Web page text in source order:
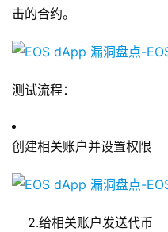
击的合约。
测试流程：
创建相关账户并设置权限
2.给相关账户发送代币